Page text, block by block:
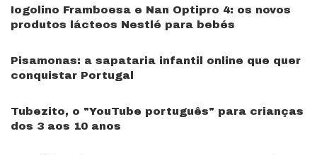
Iogolino Framboesa e Nan Optipro 4: os novos
produtos lácteos Nestlé para bebés
Pisamonas: a sapataria infantil online que quer
conquistar Portugal
Tubezito, o "YouTube português" para crianças
dos 3 aos 10 anos